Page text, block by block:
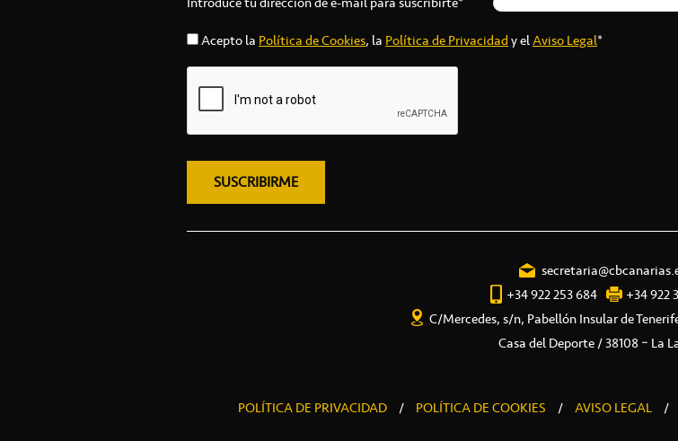
Acepto la Política de Cookies, la Política de Privacidady elAviso Legal*
+34 922 253 684
+34 922
C/Mercedes, s/n, Pabellón Insular de
Casa del Deporte / 38108 – La
POLÍTICA DE PRIVACIDAD / POLÍTICA DE COOKIES / AVISO LEGAL /